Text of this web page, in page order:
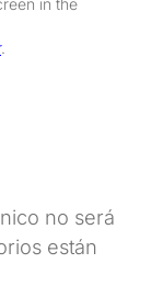
in the
.
no será
están